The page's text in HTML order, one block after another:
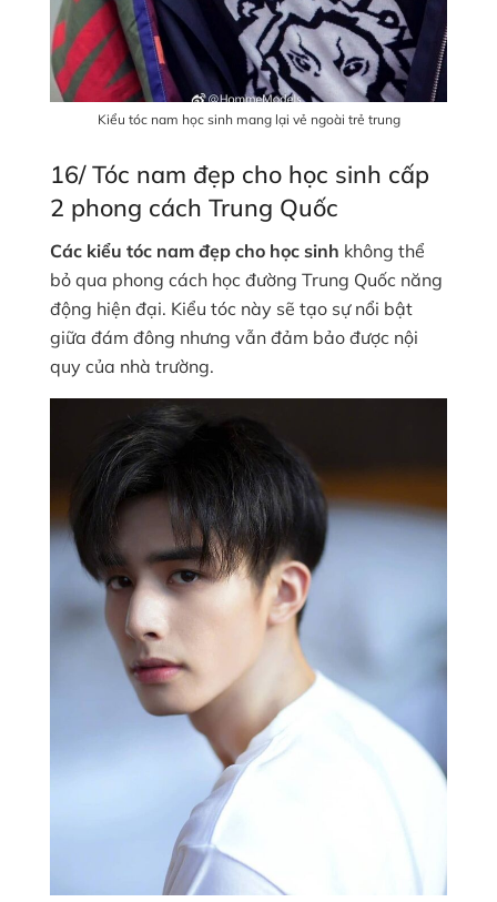
Kiểu tóc nam học sinh mang lại vẻ ngoài trẻ trung
16/ Tóc nam đẹp cho học sinh cấp
2 phong cách Trung Quốc
Các kiểu tóc nam đẹp cho học sinh không thể
bỏ qua phong cách học đường Trung Quốc năng
động hiện đại. Kiểu tóc này sẽ tạo sự nổi bật
giữa đám đông nhưng vẫn đảm bảo được nội
quy của nhà trường.